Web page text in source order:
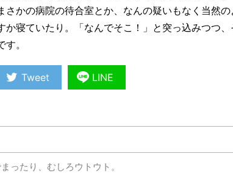
さかの病院の待合室とか、なんの疑いもなく当然
か寝ていたり。「なんでそこ！」と突っ込みつつ
。
Tweet LINE
ったり、むしろウトウト。